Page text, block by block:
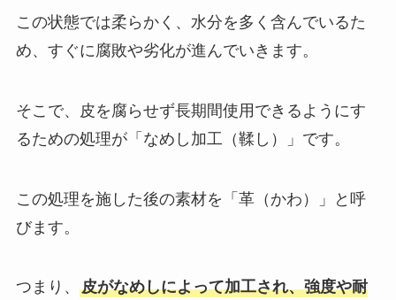
この状態では柔らかく、水分を多く含んでいるた
め、すぐに腐敗や劣化が進んでいきます。
そこで、皮を腐らせず長期間使用できるようにす
るための処理が「なめし加工（鞣し）」です。
この処理を施した後の素材を「革（かわ）」と呼
びます。
つまり、 皮がなめしによって加工され、強度や耐